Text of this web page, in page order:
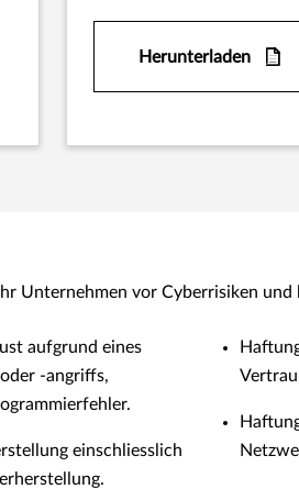
Herunterladen
Unternehmen vor Cyberrisiken und
aufgrund eines
-angriffs,
einschliesslich